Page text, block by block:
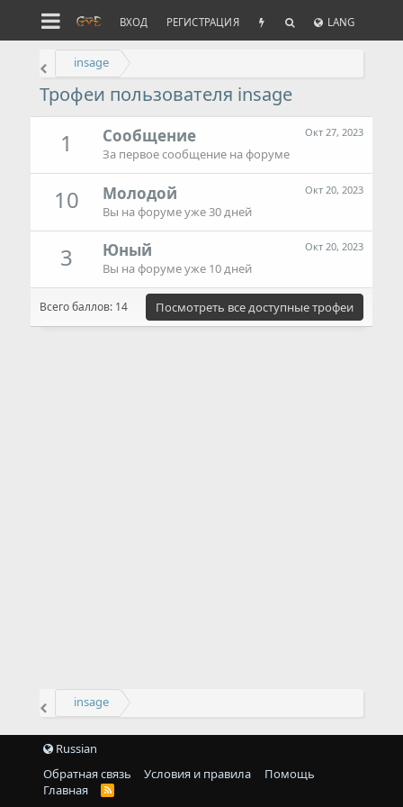
ВХОД РЕГИСТРАЦИЯ LANG
insage
Трофеи пользователя insage
1 Окт 27, 2023
Сообщение
За первое сообщение на форуме
10 Окт 20, 2023
Молодой
Вы на форуме уже 30 дней
3 Окт 20, 2023
Юный
Вы на форуме уже 10 дней
Всего баллов: 14 Посмотреть все доступные трофеи
insage
Russian
Обратная связь
Условия и правила
Помощь
Главная